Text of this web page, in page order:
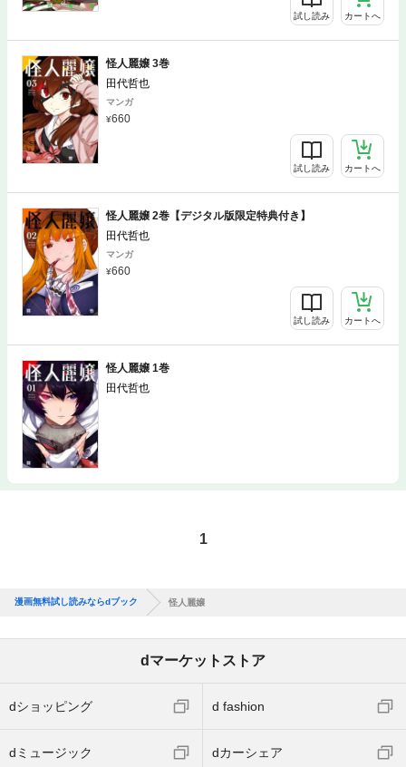
試し読み カートへ
怪人麗嬢 3巻
田代哲也
マンガ
660
試し読み カートへ
怪人麗嬢 2巻【デジタル版限定特典付き】
田代哲也
マンガ
660
試し読み カートへ
怪人麗嬢 1巻
田代哲也
1
漫画無料試し読みならdブック 怪人麗嬢
dマーケットストア
dショッピング d fashion
dミュージック dカーシェア